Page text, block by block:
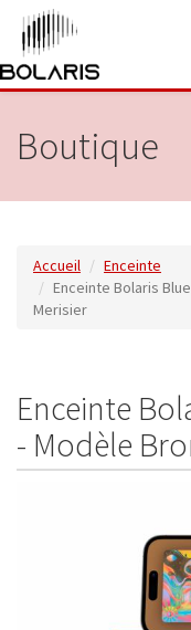
Boutique
Accueil
Enceinte
Enceinte Bolaris
Merisier
Enceinte
- Modèle